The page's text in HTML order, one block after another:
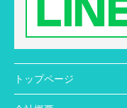
トップページ